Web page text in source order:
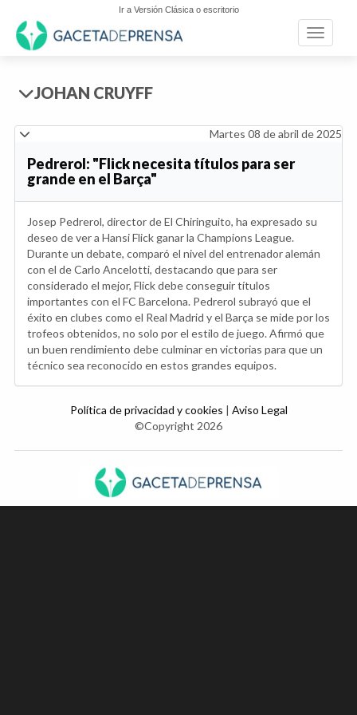
Ir a Versión Clásica o escritorio
Toggle
JOHAN CRUYFF
Martes 08 de abril de 2025
Pedrerol: "Flick necesita títulos para ser
grande en el Barça"
Josep Pedrerol, director de El Chiringuito, ha expresado su
deseo de ver a Hansi Flick ganar la Champions League.
Durante un debate, comparó el nivel del entrenador alemán
con el de Carlo Ancelotti, destacando que para ser
considerado el mejor, Flick debe conseguir títulos
importantes con el FC Barcelona. Pedrerol subrayó que el
éxito en clubes como el Real Madrid y el Barça se mide por los
trofeos obtenidos, no solo por el estilo de juego. Afirmó que
un buen rendimiento debe culminar en victorias para que un
técnico sea reconocido en estos grandes equipos.
Política de privacidad y cookies | Aviso Legal
©Copyright 2026